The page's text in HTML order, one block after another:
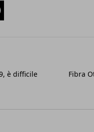
è difficile
Fibra